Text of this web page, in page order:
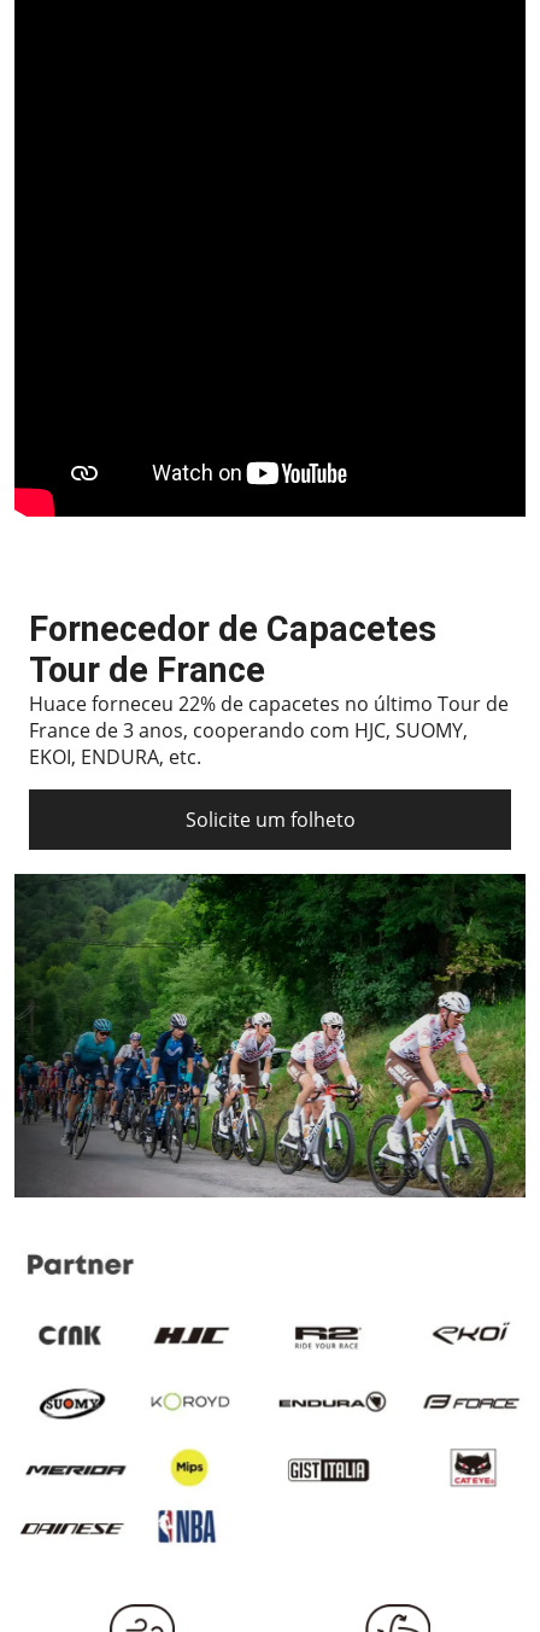
Fornecedor de Capacetes
Tour de France
Huace forneceu 22% de capacetes no último Tour de
France de 3 anos, cooperando com HJC, SUOMY,
EKOI, ENDURA, etc.
Solicite um folheto